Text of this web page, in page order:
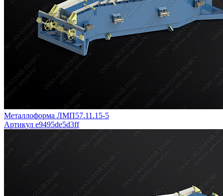
Металлоформа ЛМП57.11.15-5
Артикул e9495de5d3ff